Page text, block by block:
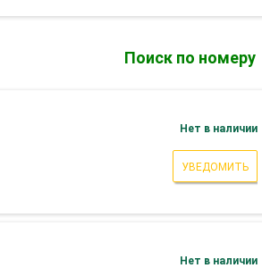
Поиск по номеру
Нет в наличии
УВЕДОМИТЬ
Нет в наличии